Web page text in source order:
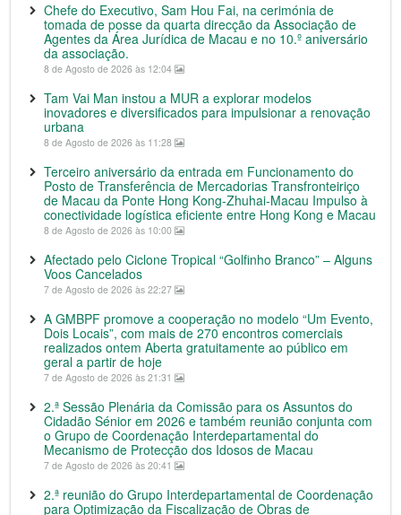
Chefe do Executivo, Sam Hou Fai, na cerimónia de
tomada de posse da quarta direcção da Associação de
Agentes da Área Jurídica de Macau e no 10.º aniversário
da associação.
8 de Agosto de 2026 às 12:04
Tam Vai Man instou a MUR a explorar modelos
inovadores e diversificados para impulsionar a renovação
urbana
8 de Agosto de 2026 às 11:28
Terceiro aniversário da entrada em Funcionamento do
Posto de Transferência de Mercadorias Transfronteiriço
de Macau da Ponte Hong Kong-Zhuhai-Macau Impulso à
conectividade logística eficiente entre Hong Kong e Macau
8 de Agosto de 2026 às 10:00
Afectado pelo Ciclone Tropical “Golfinho Branco” – Alguns
Voos Cancelados
7 de Agosto de 2026 às 22:27
A GMBPF promove a cooperação no modelo “Um Evento,
Dois Locais”, com mais de 270 encontros comerciais
realizados ontem Aberta gratuitamente ao público em
geral a partir de hoje
7 de Agosto de 2026 às 21:31
2.ª Sessão Plenária da Comissão para os Assuntos do
Cidadão Sénior em 2026 e também reunião conjunta com
o Grupo de Coordenação Interdepartamental do
Mecanismo de Protecção dos Idosos de Macau
7 de Agosto de 2026 às 20:41
2.ª reunião do Grupo Interdepartamental de Coordenação
para Optimização da Fiscalização de Obras de